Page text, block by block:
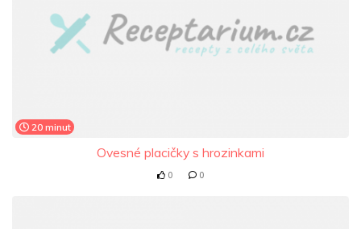
20 minut
Ovesné placičky s hrozinkami
0 0